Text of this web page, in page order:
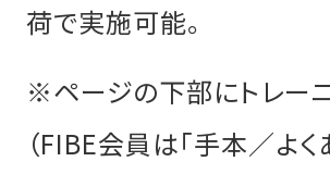
荷で実施可能。
※ページの下部にトレー
（FIBE会員は「手本／よ